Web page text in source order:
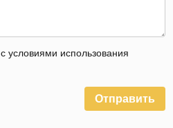
условиями использования
Отправить